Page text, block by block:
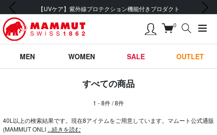
【UVケア】紫外線プロテクション機能付きプロダクト
前の画像 次の画像
0
MEN WOMEN SALE OUTLET
すべての商品
1 - 8件 / 8件
40L以上の検索結果です。現在8アイテムをご用意しています。マムート公式通販
(MAMMUT ONLI ...続きを読む